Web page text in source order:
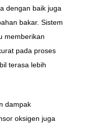
dengan baik juga
bakar. Sistem
memberikan
pada proses
terasa lebih
dampak
oksigen juga